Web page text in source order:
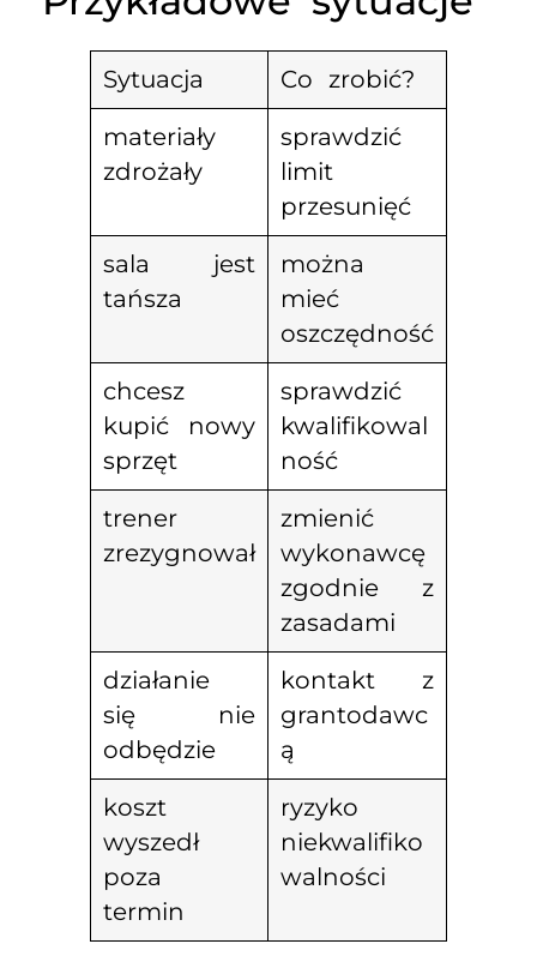
Sytuacja
Co zrobić?
materiały
zdrożały
sprawdzić
limit
przesunięć
sala jest
tańsza
można
mieć
oszczędność
chcesz
kupić nowy
sprzęt
sprawdzić
kwalifikowal
ność
trener
zrezygnował
zmienić
wykonawcę
zgodnie z
zasadami
działanie
się nie
odbędzie
kontakt z
grantodawc
ą
koszt
wyszedł
poza
termin
ryzyko
niekwalifiko
walności